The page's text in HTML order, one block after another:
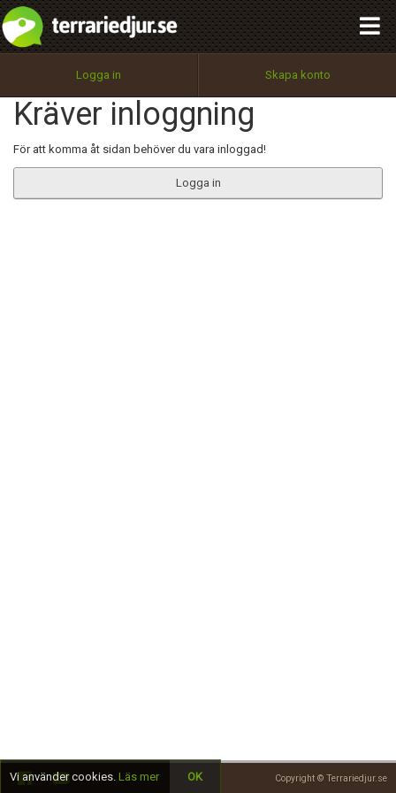
Logga in Skapa konto
Kräver inloggning
För att komma åt sidan behöver du vara inloggad!
Logga in
Copyright © Terrariedjur.se
Utför
100%
OK
integritetspolicy
Namn:
Epost:
Begär nytt lösenord
Tillbaka till förstasidan
Vi använder cookies. Läs mer OK